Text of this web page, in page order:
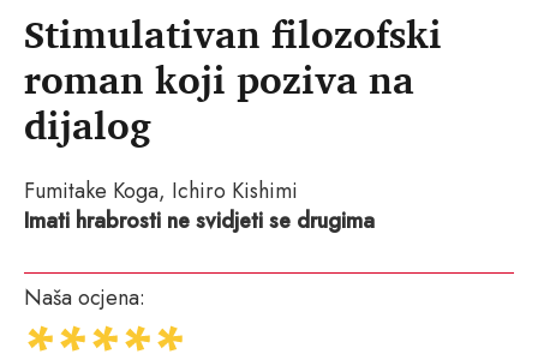
Stimulativan filozofski
roman koji poziva na
dijalog
Fumitake Koga, Ichiro Kishimi
Imati hrabrosti ne svidjeti se drugima
Naša ocjena: